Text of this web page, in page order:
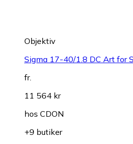
Objektiv
Sigma 17-40/1.8 DC Art for
fr.
11 564 kr
hos CDON
+9 butiker